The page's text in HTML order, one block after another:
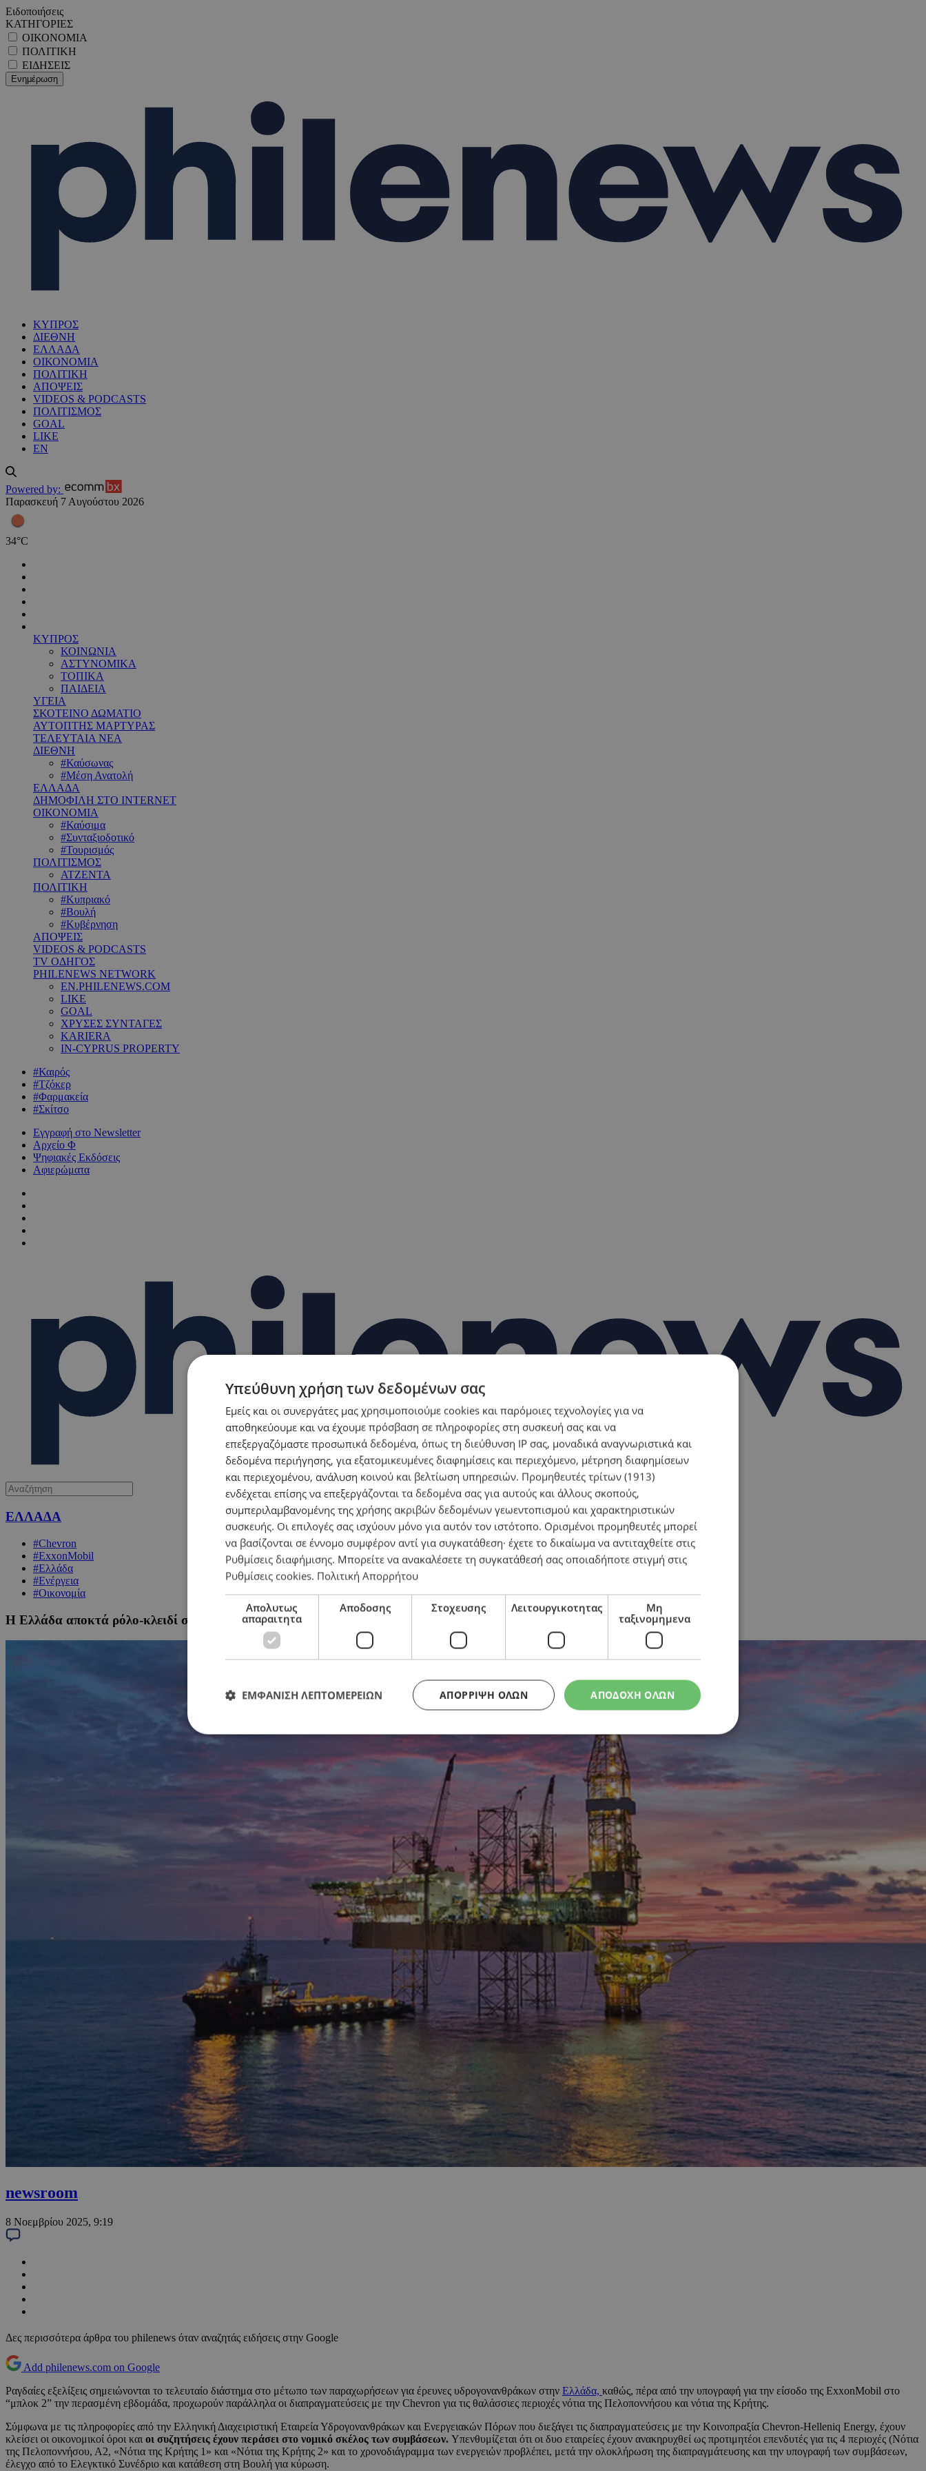
Ειδοποιήσεις
ΚΑΤΗΓΟΡΙΕΣ
ΟΙΚΟΝΟΜΙΑ
ΠΟΛΙΤΙΚΗ
ΕΙΔΗΣΕΙΣ
ΚΥΠΡΟΣ
ΔΙΕΘΝΗ
ΕΛΛΑΔΑ
ΟΙΚΟΝΟΜΙΑ
ΠΟΛΙΤΙΚΗ
ΑΠΟΨΕΙΣ
VIDEOS & PODCASTS
ΠΟΛΙΤΙΣΜΟΣ
GOAL
LIKE
EN
Powered by:
Παρασκευή 7 Αυγούστου 2026
34°C
ΚΥΠΡΟΣ
ΚΟΙΝΩΝΙΑ
ΑΣΤΥΝΟΜΙΚΑ
ΤΟΠΙΚΑ
ΠΑΙΔΕΙΑ
ΥΓΕΙΑ
ΣΚΟΤΕΙΝΟ ΔΩΜΑΤΙΟ
ΑΥΤΟΠΤΗΣ ΜΑΡΤΥΡΑΣ
ΤΕΛΕΥΤΑΙΑ ΝΕΑ
ΔΙΕΘΝΗ
#Καύσωνας
#Μέση Ανατολή
ΕΛΛΑΔΑ
ΔΗΜΟΦΙΛΗ ΣΤΟ INTERNET
ΟΙΚΟΝΟΜΙΑ
#Καύσιμα
#Συνταξιοδοτικό
#Τουρισμός
ΠΟΛΙΤΙΣΜΟΣ
ΑΤΖΕΝΤΑ
ΠΟΛΙΤΙΚΗ
#Κυπριακό
#Βουλή
#Κυβέρνηση
ΑΠΟΨΕΙΣ
VIDEOS & PODCASTS
TV ΟΔΗΓΟΣ
PHILENEWS NETWORK
EN.PHILENEWS.COM
LIKE
GOAL
ΧΡΥΣΕΣ ΣΥΝΤΑΓΕΣ
KARIERA
IN-CYPRUS PROPERTY
#Καιρός
#Τζόκερ
#Φαρμακεία
#Σκίτσο
Εγγραφή στο Newsletter
Αρχείο Φ
Ψηφιακές Εκδόσεις
Αφιερώματα
ΕΛΛΑΔΑ
#Chevron
#ExxonMobil
#Ελλάδα
#Ενέργεια
#Οικονομία
Η Ελλάδα αποκτά ρόλο-κλειδί στον νέο ενεργειακό χάρτη της Ευρώπης – Ποιες οι νέες προοπτικές μετά τις συμφωνίες
newsroom
8 Νοεμβρίου 2025, 9:19
Δες περισσότερα άρθρα του philenews όταν αναζητάς ειδήσεις στην Google
Add philenews.com on Google
Ραγδαίες εξελίξεις σημειώνονται το τελευταίο διάστημα στο μέτωπο των παραχωρήσεων για έρευνες υδρογονανθράκων στην Ελλάδα, καθώς, πέρα από την υπογραφή για την είσοδο της ExxonMobil στο
“μπλοκ 2” την περασμένη εβδομάδα, προχωρούν παράλληλα οι διαπραγματεύσεις με την Chevron για τις θαλάσσιες περιοχές νότια της Πελοποννήσου και νότια της Κρήτης.
Σύμφωνα με τις πληροφορίες από την Ελληνική Διαχειριστική Εταιρεία Υδρογονανθράκων και Ενεργειακών Πόρων που διεξάγει τις διαπραγματεύσεις με την Κοινοπραξία Chevron-Helleniq Energy, έχουν
κλείσει οι οικονομικοί όροι και οι συζητήσεις έχουν περάσει στο νομικό σκέλος των συμβάσεων. Υπενθυμίζεται ότι οι δυο εταιρείες έχουν ανακηρυχθεί ως προτιμητέοι επενδυτές για τις 4 περιοχές (Νότια
της Πελοποννήσου, Α2, «Νότια της Κρήτης 1» και «Νότια της Κρήτης 2» και το χρονοδιάγραμμα των ενεργειών προβλέπει, μετά την ολοκλήρωση της διαπραγμάτευσης και την υπογραφή των συμβάσεων,
έλεγχο από το Ελεγκτικό Συνέδριο και κατάθεση στη Βουλή για κύρωση.
Υπεύθυνη χρήση των δεδομένων σας
Εμείς και οι συνεργάτες μας χρησιμοποιούμε cookies και παρόμοιες τεχνολογίες για να
αποθηκεύουμε και να έχουμε πρόσβαση σε πληροφορίες στη συσκευή σας και να
επεξεργαζόμαστε προσωπικά δεδομένα, όπως τη διεύθυνση IP σας, μοναδικά αναγνωριστικά και
δεδομένα περιήγησης, για εξατομικευμένες διαφημίσεις και περιεχόμενο, μέτρηση διαφημίσεων
και περιεχομένου, ανάλυση κοινού και βελτίωση υπηρεσιών. Προμηθευτές τρίτων (1913)
ενδέχεται επίσης να επεξεργάζονται τα δεδομένα σας για αυτούς και άλλους σκοπούς,
συμπεριλαμβανομένης της χρήσης ακριβών δεδομένων γεωεντοπισμού και χαρακτηριστικών
συσκευής. Οι επιλογές σας ισχύουν μόνο για αυτόν τον ιστότοπο. Ορισμένοι προμηθευτές μπορεί
να βασίζονται σε έννομο συμφέρον αντί για συγκατάθεση· έχετε το δικαίωμα να αντιταχθείτε στις
Ρυθμίσεις διαφήμισης. Μπορείτε να ανακαλέσετε τη συγκατάθεσή σας οποιαδήποτε στιγμή στις
Ρυθμίσεις cookies. Πολιτική Απορρήτου
Απολυτως
απαραιτητα
Αποδοσης Στοχευσης Λειτουργικοτητας
Μη
ταξινομημενα
ΑΠΟΔΟΧΗ ΟΛΩΝ
ΑΠΌΡΡΙΨΗ ΌΛΩΝ
ΕΜΦΑΝΙΣΗ ΛΕΠΤΟΜΕΡΕΙΩΝ